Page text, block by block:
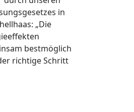
in
„Die
bestmöglich
richtige Schritt